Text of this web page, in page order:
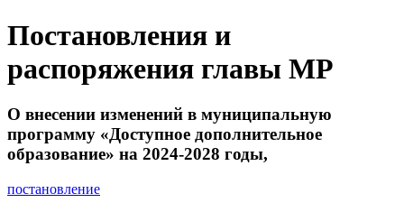
Постановления и
распоряжения главы МР
О внесении изменений в муниципальную
программу «Доступное дополнительное
образование» на 2024-2028 годы,
постановление